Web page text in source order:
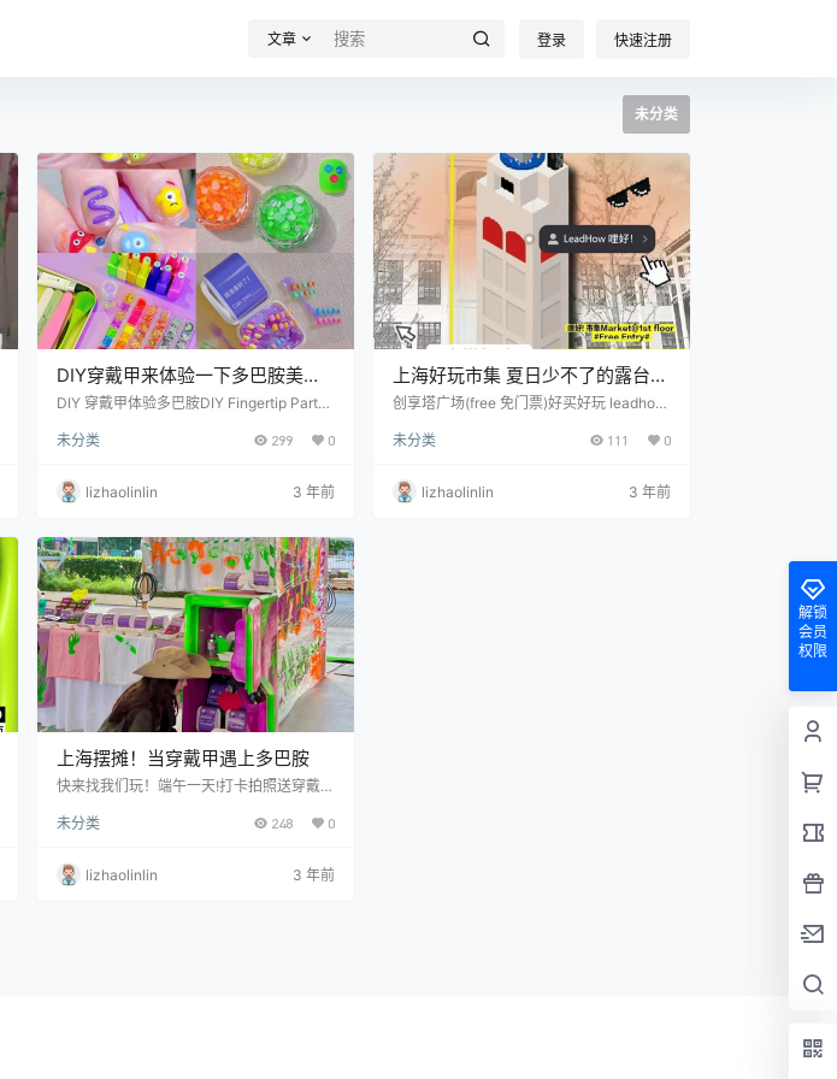
文章 登录 快速注册
未分类
DIY穿戴甲来体验一下多巴胺美甲
吧
DIY 穿戴甲体验多巴胺DIY Fingertip Party
环29元环保餐盒包装理念打造迷你指尖艺术
投回收穿戴甲换购计划+39元任选6.30 | 12:
00-20:00
未分类 299 0
lizhaolinlin 3 年前
上海好玩市集 夏日少不了的露台派
对又来了
创享塔广场(free 免门票)好买好玩 leadhow
置原创品牌中古 还有好玩的可持续worksho
p涂鸦&滑板娱乐 创享塔露台 (4F露台)好吃
好喝好听好chill leadhow sunset party哩好
未分类 111 0
lizhaolinlin 3 年前
上海摆摊！当穿戴甲遇上多巴胺
快来找我们玩！端午一天!打卡拍照送穿戴甲
未分类
248 0
lizhaolinlin 3 年前
解锁
会员
权限